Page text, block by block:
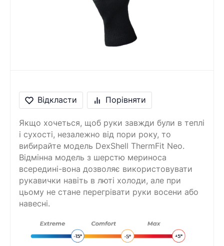
Відкласти Порівняти
Якщо хочеться, щоб руки завжди були в теплі
і сухості, незалежно від пори року, то
вибирайте модель DexShell ThermFit Neo.
Відмінна модель з шерстю мериноса
всередині-вона дозволяє використовувати
рукавички навіть в люті холоди, але при
цьому не стане перегрівати руки восени або
навесні.